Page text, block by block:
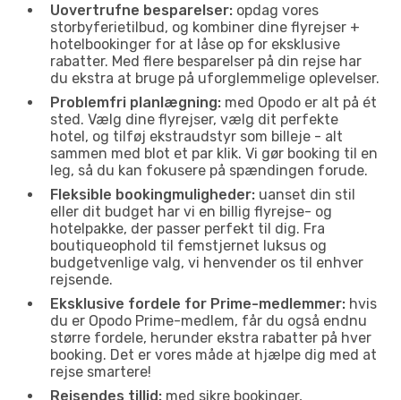
Uovertrufne besparelser: opdag vores
storbyferietilbud, og kombiner dine flyrejser +
hotelbookinger for at låse op for eksklusive
rabatter. Med flere besparelser på din rejse har
du ekstra at bruge på uforglemmelige oplevelser.
Problemfri planlægning: med Opodo er alt på ét
sted. Vælg dine flyrejser, vælg dit perfekte
hotel, og tilføj ekstraudstyr som billeje - alt
sammen med blot et par klik. Vi gør booking til en
leg, så du kan fokusere på spændingen forude.
Fleksible bookingmuligheder: uanset din stil
eller dit budget har vi en billig flyrejse- og
hotelpakke, der passer perfekt til dig. Fra
boutiqueophold til femstjernet luksus og
budgetvenlige valg, vi henvender os til enhver
rejsende.
Eksklusive fordele for Prime-medlemmer: hvis
du er Opodo Prime-medlem, får du også endnu
større fordele, herunder ekstra rabatter på hver
booking. Det er vores måde at hjælpe dig med at
rejse smartere!
Rejsendes tillid: med sikre bookinger,